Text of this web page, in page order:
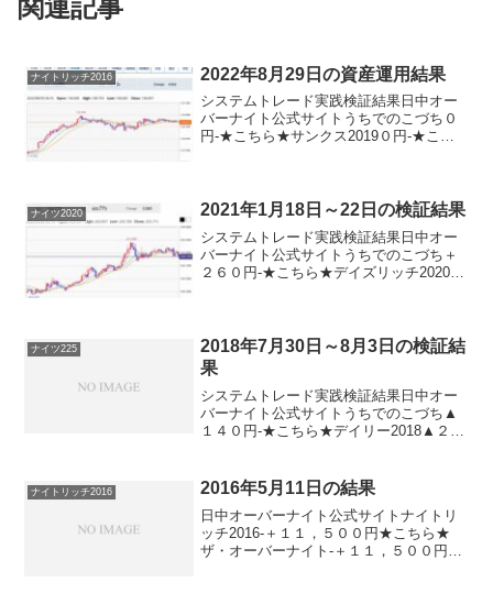
関連記事
ナイトリッチ2016 2022年8月29日の資産運用結果
システムトレード実践検証結果日中オー
バーナイト公式サイトうちでのこづち０
円-★こちら★サンクス2019０円-★こち
ナイツ2020 2021年1月18日～22日の検証結果
システムトレード実践検証結果日中オー
バーナイト公式サイトうちでのこづち＋
２６０円-★こちら★デイズリッチ2020▲
ナイツ225
2018年7月30日～8月3日の検証結
果
システムトレード実践検証結果日中オー
バーナイト公式サイトうちでのこづち▲
１４０円-★こちら★デイリー2018▲２５
こちら★パターントレード2017▲２４０
ナイトリッチ2016 2016年5月11日の結果
日中オーバーナイト公式サイトナイトリ
ッチ2016-＋１１，５００円★こちら★
ザ・オーバーナイト-＋１１，５００円★